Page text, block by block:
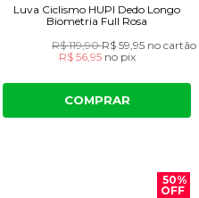
Luva Ciclismo HUPI Dedo Longo
Biometria Full Rosa
R$ 119,90R$ 59,95 no cartão
R$ 56,95 no pix
COMPRAR
50%
OFF